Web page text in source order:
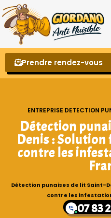
Prendre rendez-vous
ENTREPRISE DETECTION
Détection
Denis : Solution
contre les
Détection punaises de lit Saint-
contre les
07 83